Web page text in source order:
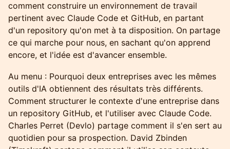
comment construire un environnement de travail
pertinent avec Claude Code et GitHub, en partant
d'un repository qu'on met à ta disposition. On partage
ce qui marche pour nous, en sachant qu'on apprend
encore, et l'idée est d'avancer ensemble.
Au menu : Pourquoi deux entreprises avec les mêmes
outils d'IA obtiennent des résultats très différents.
Comment structurer le contexte d'une entreprise dans
un repository GitHub, et l'utiliser avec Claude Code.
Charles Perret (Devlo) partage comment il s'en sert au
quotidien pour sa prospection. David Zbinden